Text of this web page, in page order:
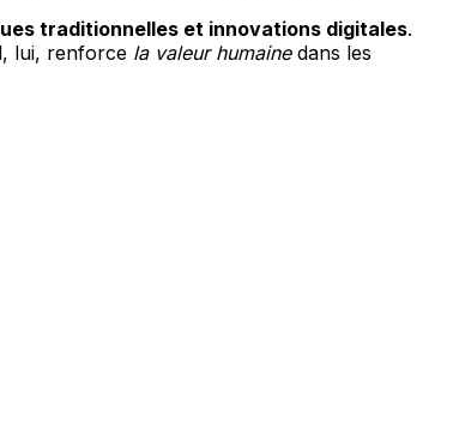
traditionnelles et innovations digitales.
lui, renforce la valeur humainedans les